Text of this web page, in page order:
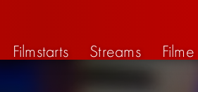
Filmstarts Streams Filme